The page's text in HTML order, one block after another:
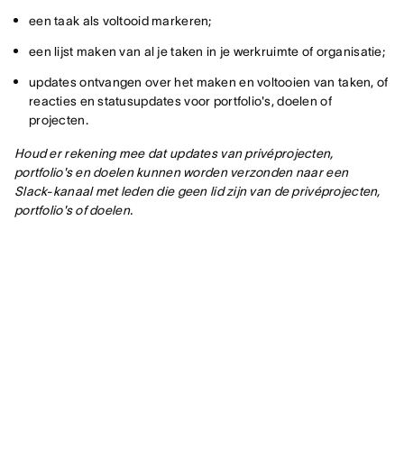
een taak als voltooid markeren;
een lijst maken van al je taken in je werkruimte of organisatie;
updates ontvangen over het maken en voltooien van taken, of
reacties en statusupdates voor portfolio's, doelen of
projecten.
Houd er rekening mee dat updates van privéprojecten,
portfolio's en doelen kunnen worden verzonden naar een
Slack-kanaal met leden die geen lid zijn van de privéprojecten,
portfolio's of doelen.